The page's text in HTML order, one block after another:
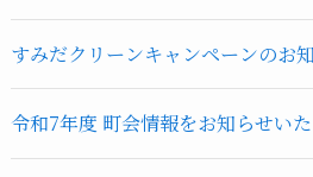
すみだクリーンキャンペーンのお
令和7年度 町会情報をお知らせいた